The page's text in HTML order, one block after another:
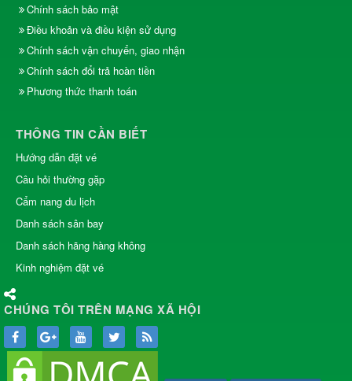
Chính sách bảo mật
Điều khoản và điều kiện sử dụng
Chính sách vận chuyển, giao nhận
Chính sách đổi trả hoàn tiền
Phương thức thanh toán
THÔNG TIN CẦN BIẾT
Hướng dẫn đặt vé
Câu hỏi thường gặp
Cẩm nang du lịch
Danh sách sân bay
Danh sách hãng hàng không
Kinh nghiệm đặt vé
CHÚNG TÔI TRÊN MẠNG XÃ HỘI